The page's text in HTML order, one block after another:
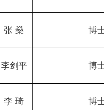
张 燊 博
李剑平 博
李 琦 博